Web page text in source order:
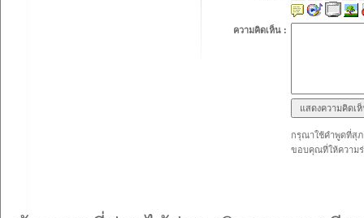
ความคิดเห็น :
กรุณาใช้คำพูดที่สุ
ขอบคุณที่ให้ความ